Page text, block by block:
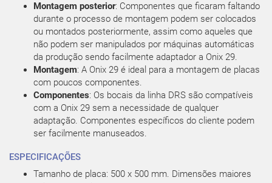
Montagem posterior: Componentes que ficaram faltando
durante o processo de montagem podem ser colocados
ou montados posteriormente, assim como aqueles que
não podem ser manipulados por máquinas automáticas
da produção sendo facilmente adaptador a Onix 29.
Montagem: A Onix 29 é ideal para a montagem de placas
com poucos componentes.
Componentes: Os bocais da linha DRS são compatíveis
com a Onix 29 sem a necessidade de qualquer
adaptação. Componentes específicos do cliente podem
ser facilmente manuseados.
ESPECIFICAÇÕES
Tamanho de placa: 500 x 500 mm. Dimensões maiores